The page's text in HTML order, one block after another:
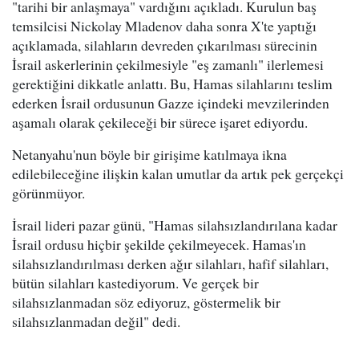
"tarihi bir anlaşmaya" vardığını açıkladı. Kurulun baş
temsilcisi Nickolay Mladenov daha sonra X'te yaptığı
açıklamada, silahların devreden çıkarılması sürecinin
İsrail askerlerinin çekilmesiyle "eş zamanlı" ilerlemesi
gerektiğini dikkatle anlattı. Bu, Hamas silahlarını teslim
ederken İsrail ordusunun Gazze içindeki mevzilerinden
aşamalı olarak çekileceği bir sürece işaret ediyordu.
Netanyahu'nun böyle bir girişime katılmaya ikna
edilebileceğine ilişkin kalan umutlar da artık pek gerçekçi
görünmüyor.
İsrail lideri pazar günü, "Hamas silahsızlandırılana kadar
İsrail ordusu hiçbir şekilde çekilmeyecek. Hamas'ın
silahsızlandırılması derken ağır silahları, hafif silahları,
bütün silahları kastediyorum. Ve gerçek bir
silahsızlanmadan söz ediyoruz, göstermelik bir
silahsızlanmadan değil" dedi.